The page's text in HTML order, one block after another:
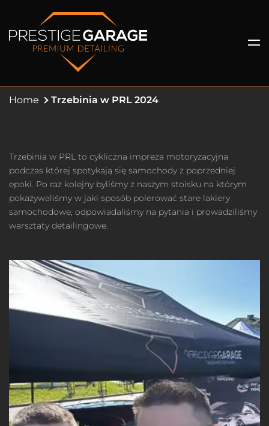
Home Trzebinia w PRL 2024
Trzebinia w PRL to cykliczna impreza motoryzacyjna
podczas której spotykają się samochody z poprzedniej
epoki. Po raz kolejny byliśmy z naszym stoisku na którym
pokazywaliśmy w jaki sposób polerować stare lakiery
samochodowe, odpowiadaliśmy na pytania i prowadziliśmy
warsztaty detailingowe.